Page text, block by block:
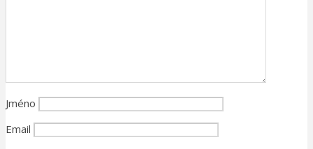
Jméno
Email